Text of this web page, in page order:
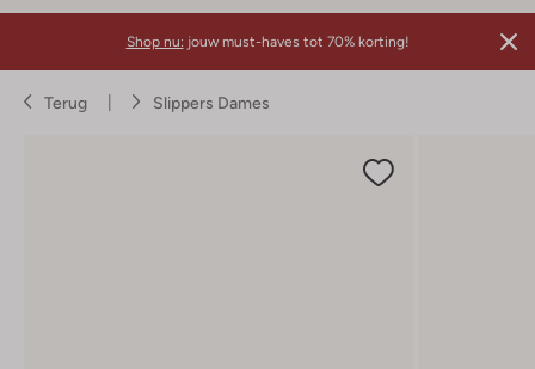
Shop nu: jouw must-haves tot 70% korting!
Terug Slippers Dames